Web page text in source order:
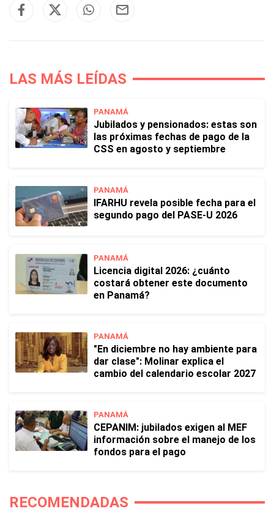
LAS MÁS LEÍDAS
PANAMÁ
Jubilados y pensionados: estas son
las próximas fechas de pago de la
CSS en agosto y septiembre
PANAMÁ
IFARHU revela posible fecha para el
segundo pago del PASE-U 2026
PANAMÁ
Licencia digital 2026: ¿cuánto
costará obtener este documento
en Panamá?
PANAMÁ
"En diciembre no hay ambiente para
dar clase": Molinar explica el
cambio del calendario escolar 2027
PANAMÁ
CEPANIM: jubilados exigen al MEF
información sobre el manejo de los
fondos para el pago
RECOMENDADAS